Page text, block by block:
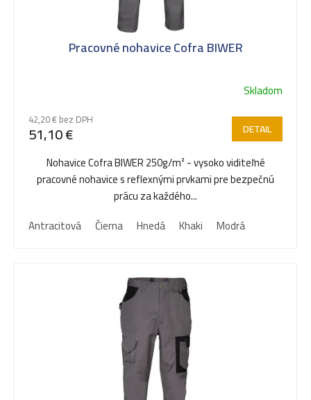
Pracovné nohavice Cofra BIWER
Skladom
42,20 € bez DPH
51,10 € DETAIL
Nohavice Cofra BIWER 250g/m² - vysoko viditeľné
pracovné nohavice s reflexnými prvkami pre bezpečnú
prácu za každého...
Antracitová
Čierna Hnedá Khaki Modrá